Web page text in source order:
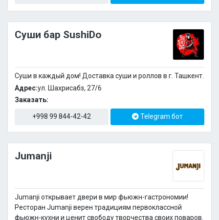
Суши бар SushiDo
Суши в каждый дом! Доставка суши и роллов в г. Ташкент.
Адрес:ул. Шахрисабз, 27/6
Заказать:
+998 99 844-42-42 Telegram бот
Jumanji
Jumanji открывает двери в мир фьюжн-гастрономии!
Ресторан Jumanji верен традициям первоклассной
фьюжн-кухни и ценит свободу творчества своих поваров.